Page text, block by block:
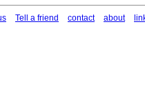
Tell a friend contact about